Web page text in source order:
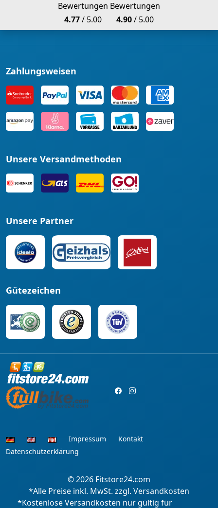
Bewertungen
4.77/ 5.00
Bewertungen
4.90/ 5.00
Zahlungsweisen
Unsere Versandmethoden
Unsere Partner
Gütezeichen
Impressum
Kontakt
Datenschutzerklärung
© 2026 Fitstore24.com
*Alle Preise inkl. MwSt. zzgl. Versandkosten
*Kostenlose Versandkosten nur gültig für